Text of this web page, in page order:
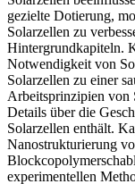
gezielte Dotierung,
Solarzellen zu
Hintergrundkapiteln.
Notwendigkeit von
Solarzellen zu einer
Arbeitsprinzipien von
Details über die
Solarzellen enthält.
Nanostrukturierung
experimentellen